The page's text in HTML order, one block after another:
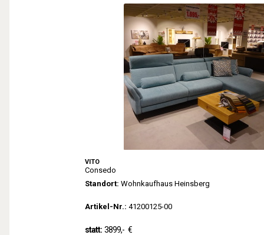
VITO
Consedo
Standort: Wohnkaufhaus Heinsberg
Artikel-Nr.: 41200125-00
statt: 3899,- €